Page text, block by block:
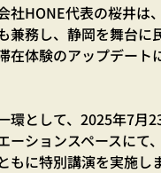
社HONE代表の桜井は
兼務し、静岡を舞台に
在体験のアップデート
環として、2025年7月
ーションスペースにて
もに特別講演を実施し